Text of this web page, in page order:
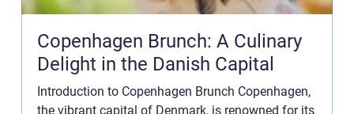
Copenhagen Brunch: A Culinary
Delight in the Danish Capital
Introduction to Copenhagen Brunch Copenhagen,
the vibrant capital of Denmark, is renowned for its